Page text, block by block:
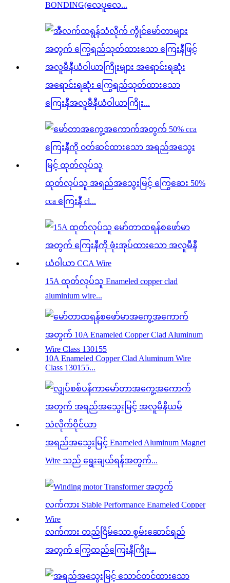
BONDING(လေပူလေ...
အရောင်းရဆုံး ကြွေရည်သုတ်ထားသော
ကြေးနီအလူမီနီယံဝါယာကြိုး...
ထုတ်လုပ်သူ အရည်အသွေးမြင့် ကြွေဆေး 50%
cca ကြေးနီ cl...
15A ထုတ်လုပ်သူ Enameled copper clad
aluminium wire...
10A Enameled Copper Clad Aluminum Wire
Class 130155...
အရည်အသွေးမြင့် Enameled Aluminum Magnet
Wire သည် ရွေးချယ်ရန်အတွက်...
လက်ကား တည်ငြိမ်သော စွမ်းဆောင်ရည်
အတွက် ကြွေထည်ကြေးနီကြိုး...